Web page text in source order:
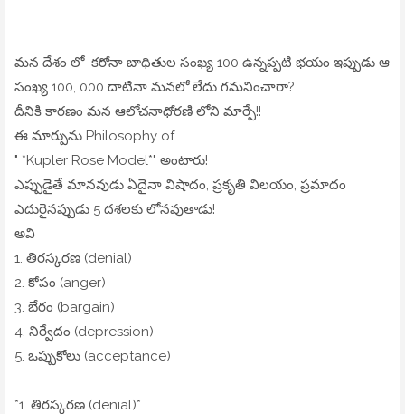
మన దేశం లో కరోనా బాధితుల సంఖ్య 100 ఉన్నప్పటి భయం ఇప్పుడు ఆ
సంఖ్య 100, 000 దాటినా మనలో లేదు గమనించారా?
దీనికి కారణం మన ఆలోచనాధోరణి లోని మార్పే!!
ఈ మార్పును Philosophy of
" *Kupler Rose Model*" అంటారు!
ఎప్పుడైతే మానవుడు ఏదైనా విషాదం, ప్రకృతి విలయం, ప్రమాదం
ఎదురైనప్పుడు 5 దశలకు లోనవుతాడు!
అవి
1. తిరస్కరణ (denial)
2. కోపం (anger)
3. బేరం (bargain)
4. నిర్వేదం (depression)
5. ఒప్పుకోలు (acceptance)
*1. తిరస్కరణ (denial)*